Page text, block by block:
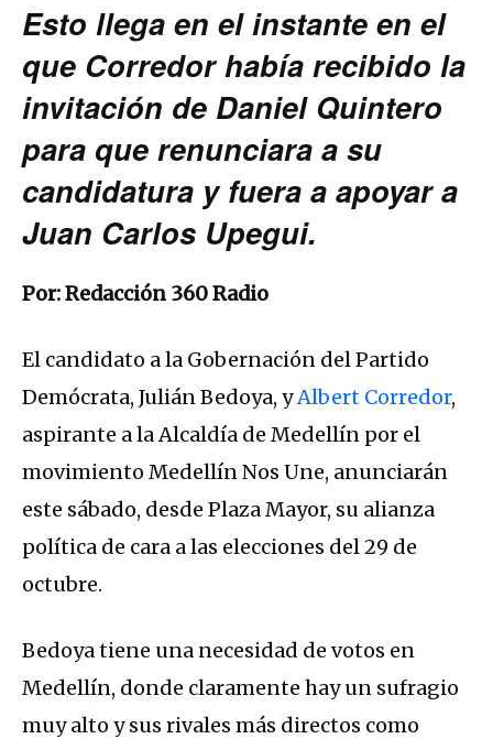
Esto llega en el instante en el
que Corredor había recibido la
invitación de Daniel Quintero
para que renunciara a su
candidatura y fuera a apoyar a
Juan Carlos Upegui.
Por: Redacción 360 Radio
El candidato a la Gobernación del Partido
Demócrata, Julián Bedoya, yAlbert Corredor,
aspirante a la Alcaldía de Medellín por el
movimiento Medellín Nos Une, anunciarán
este sábado, desde Plaza Mayor, su alianza
política de cara a las elecciones del 29 de
octubre.
Bedoya tiene una necesidad de votos en
Medellín, donde claramente hay un sufragio
muy alto y sus rivales más directos como